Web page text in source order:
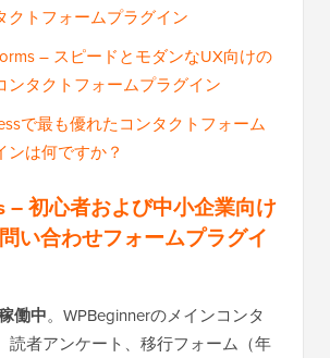
クトフォームプラグイン
– スピードとモダンなUX向けの
ンタクトフォームプラグイン
で最も優れたコンタクトフォーム
ンは何ですか？
– 初心者および中小企業向け
い合わせフォームプラグイ
働中。WPBeginnerのメインコンタ
読者アンケート、移行フォーム（年